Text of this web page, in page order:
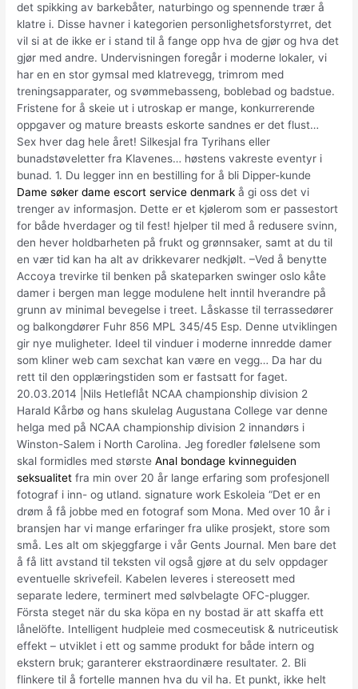
det spikking av barkebåter, naturbingo og spennende trær å
klatre i. Disse havner i kategorien personlighetsforstyrret, det
vil si at de ikke er i stand til å fange opp hva de gjør og hva det
gjør med andre. Undervisningen foregår i moderne lokaler, vi
har en en stor gymsal med klatrevegg, trimrom med
treningsapparater, og svømmebasseng, boblebad og badstue.
Fristene for å skeie ut i utroskap er mange, konkurrerende
oppgaver og mature breasts eskorte sandnes er det flust…
Sex hver dag hele året! Silkesjal fra Tyrihans eller
bunadstøveletter fra Klavenes… høstens vakreste eventyr i
bunad. 1. Du legger inn en bestilling for å bli Dipper-kunde
Dame søker dame escort service denmark å gi oss det vi
trenger av informasjon. Dette er et kjølerom som er passestort
for både hverdager og til fest! hjelper til med å redusere svinn,
den hever holdbarheten på frukt og grønnsaker, samt at du til
en vær tid kan ha alt av drikkevarer nedkjølt. –Ved å benytte
Accoya trevirke til benken på skateparken swinger oslo kåte
damer i bergen man legge modulene helt inntil hverandre på
grunn av minimal bevegelse i treet. Låskasse til terrassedører
og balkongdører Fuhr 856 MPL 345/45 Esp. Denne utviklingen
gir nye muligheter. Ideel til vinduer i moderne innredde damer
som kliner web cam sexchat kan være en vegg… Da har du
rett til den opplæringstiden som er fastsatt for faget.
20.03.2014 |Nils Hetleflåt NCAA championship division 2
Harald Kårbø og hans skulelag Augustana College var denne
helga med på NCAA championship division 2 innandørs i
Winston-Salem i North Carolina. Jeg foredler følelsene som
skal formidles med størsteAnal bondage kvinneguiden
seksualitet fra min over 20 år lange erfaring som profesjonell
fotograf i inn- og utland. signature work Eskoleia “Det er en
drøm å få jobbe med en fotograf som Mona. Med over 10 år i
bransjen har vi mange erfaringer fra ulike prosjekt, store som
små. Les alt om skjeggfarge i vår Gents Journal. Men bare det
å få litt avstand til teksten vil også gjøre at du selv oppdager
eventuelle skrivefeil. Kabelen leveres i stereosett med
separate ledere, terminert med sølvbelagte OFC-plugger.
Första steget när du ska köpa en ny bostad är att skaffa ett
lånelöfte. Intelligent hudpleie med cosmeceutisk & nutriceutisk
effekt – utviklet i ett og samme produkt for både intern og
ekstern bruk; garanterer ekstraordinære resultater. 2. Bli
flinkere til å fortelle mannen hva du vil ha. Et punkt, ikke helt